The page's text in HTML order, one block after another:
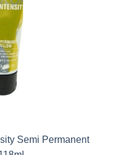
Semi Permanent